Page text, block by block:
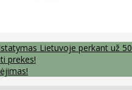
Lietuvoje perkant už
prekes!